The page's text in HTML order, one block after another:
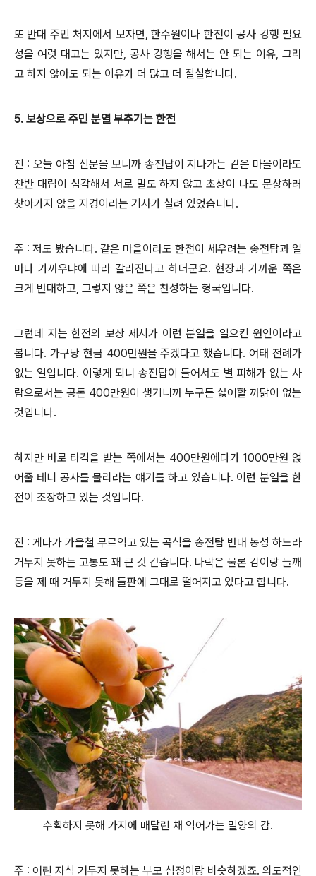
또 반대 주민 처지에서 보자면, 한수원이나 한전이 공사 강행 필요
성을 여럿 대고는 있지만, 공사 강행을 해서는 안 되는 이유, 그리
고 하지 않아도 되는 이유가 더 많고 더 절실합니다.
5. 보상으로 주민 분열 부추기는 한전
진 : 오늘 아침 신문을 보니까 송전탑이 지나가는 같은 마을이라도
찬반 대립이 심각해서 서로 말도 하지 않고 초상이 나도 문상하러
찾아가지 않을 지경이라는 기사가 실려 있었습니다.
주 : 저도 봤습니다. 같은 마을이라도 한전이 세우려는 송전탑과 얼
마나 가까우냐에 따라 갈라진다고 하더군요. 현장과 가까운 쪽은
크게 반대하고, 그렇지 않은 쪽은 찬성하는 형국입니다.
그런데 저는 한전의 보상 제시가 이런 분열을 일으킨 원인이라고
봅니다. 가구당 현금 400만원을 주겠다고 했습니다. 여태 전례가
없는 일입니다. 이렇게 되니 송전탑이 들어서도 별 피해가 없는 사
람으로서는 공돈 400만원이 생기니까 누구든 싫어할 까닭이 없는
것입니다.
하지만 바로 타격을 받는 쪽에서는 400만원에다가 1000만원 얹
어줄 테니 공사를 물리라는 얘기를 하고 있습니다. 이런 분열을 한
전이 조장하고 있는 것입니다.
진 : 게다가 가을철 무르익고 있는 곡식을 송전탑 반대 농성 하느라
거두지 못하는 고통도 꽤 큰 것 같습니다. 나락은 물론 감이랑 들깨
등을 제 때 거두지 못해 들판에 그대로 떨어지고 있다고 합니다.
수확하지 못해 가지에 매달린 채 익어가는 밀양의 감.
주 : 어린 자식 거두지 못하는 부모 심정이랑 비슷하겠죠. 의도적인